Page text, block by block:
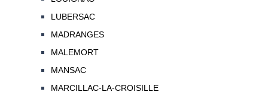
LUBERSAC
MADRANGES
MALEMORT
MANSAC
MARCILLAC-LA-CROISILLE